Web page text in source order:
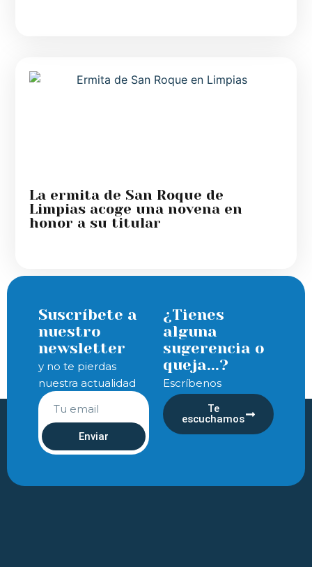
La ermita de San Roque de
Limpias acoge una novena en
honor a su titular
Suscríbete a
nuestro
newsletter
y no te pierdas
nuestra actualidad
Enviar
¿Tienes
alguna
sugerencia o
queja...?
Escríbenos
Te
escuchamos